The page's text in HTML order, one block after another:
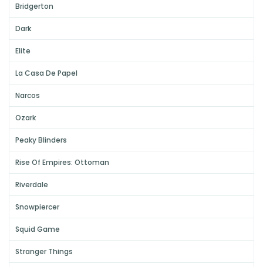
Bridgerton
Dark
Elite
La Casa De Papel
Narcos
Ozark
Peaky Blinders
Rise Of Empires: Ottoman
Riverdale
Snowpiercer
Squid Game
Stranger Things